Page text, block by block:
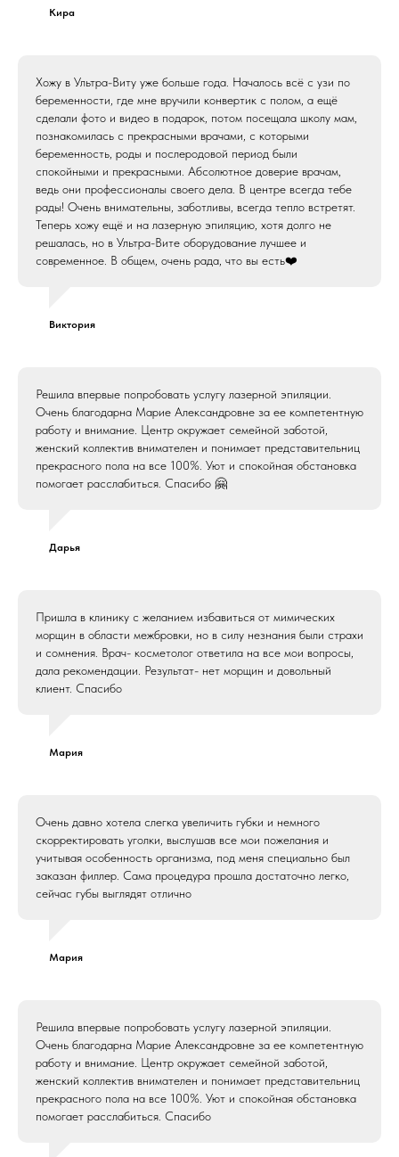
Кира
Хожу в Ультра-Виту уже больше года. Началось всё с узи по
беременности, где мне вручили конвертик с полом, а ещё
сделали фото и видео в подарок, потом посещала школу мам,
познакомилась с прекрасными врачами, с которыми
беременность, роды и послеродовой период были
спокойными и прекрасными. Абсолютное доверие врачам,
ведь они профессионалы своего дела. В центре всегда тебе
рады! Очень внимательны, заботливы, всегда тепло встретят.
Теперь хожу ещё и на лазерную эпиляцию, хотя долго не
решалась, но в Ультра-Вите оборудование лучшее и
современное. В общем, очень рада, что вы есть❤️
Виктория
Решила впервые попробовать услугу лазерной эпиляции.
Очень благодарна Марие Александровне за ее компетентную
работу и внимание. Центр окружает семейной заботой,
женский коллектив внимателен и понимает представительниц
прекрасного пола на все 100%. Уют и спокойная обстановка
помогает расслабиться. Спасибо 🤗
Дарья
Пришла в клинику с желанием избавиться от мимических
морщин в области межбровки, но в силу незнания были страхи
и сомнения. Врач- косметолог ответила на все мои вопросы,
дала рекомендации. Результат- нет морщин и довольный
клиент. Спасибо
Мария
Очень давно хотела слегка увеличить губки и немного
скорректировать уголки, выслушав все мои пожелания и
учитывая особенность организма, под меня специально был
заказан филлер. Сама процедура прошла достаточно легко,
сейчас губы выглядят отлично
Мария
Решила впервые попробовать услугу лазерной эпиляции.
Очень благодарна Марие Александровне за ее компетентную
работу и внимание. Центр окружает семейной заботой,
женский коллектив внимателен и понимает представительниц
прекрасного пола на все 100%. Уют и спокойная обстановка
помогает расслабиться. Спасибо